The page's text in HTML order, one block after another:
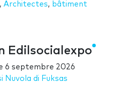
, Architectes, bâtiment
Edilsocialexpo
6 septembre 2026
Nuvola di Fuksas